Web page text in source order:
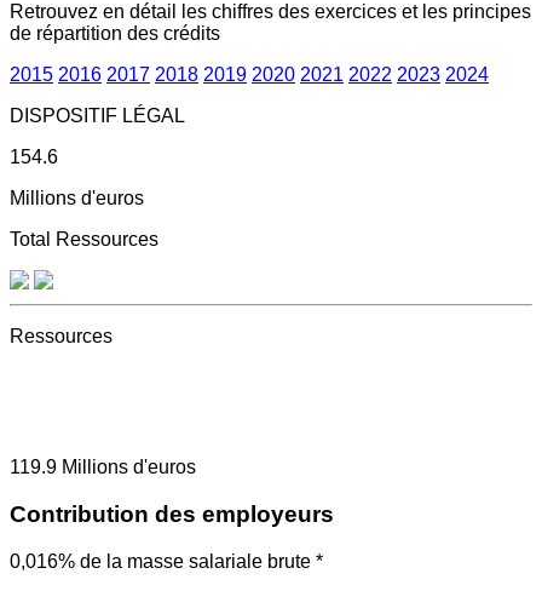
Retrouvez en détail les chiffres des exercices et les principes
de répartition des crédits
2015 2016 2017 2018 2019 2020 2021 2022 2023 2024
DISPOSITIF LÉGAL
154.6
Millions d'euros
Total Ressources
Ressources
119.9 Millions d'euros
Contribution des employeurs
0,016% de la masse salariale brute *